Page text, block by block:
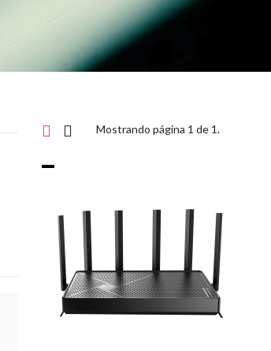
Mostrando página 1 de 1.